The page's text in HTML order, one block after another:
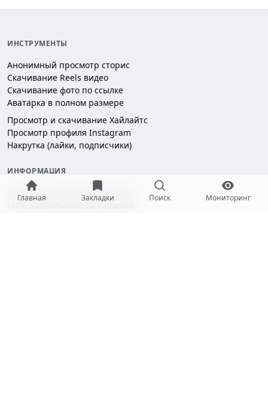
Главная Закладки Поиск Мониторинг
ИНСТРУМЕНТЫ
Анонимный просмотр сторис
Скачивание Reels видео
Скачивание фото по ссылке
Аватарка в полном размере
Просмотр и скачивание Хайлайтс
Просмотр профиля Instagram
Накрутка (лайки, подписчики)
ИНФОРМАЦИЯ
Политика конфиденциальности
Пользовательское соглашение